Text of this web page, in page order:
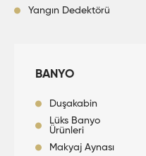
Yangın Dedektörü
BANYO
Duşakabin
Lüks Banyo
Ürünleri
Makyaj Aynası